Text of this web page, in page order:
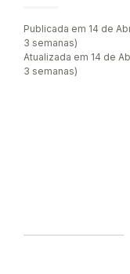
Publicada em 14 de
3 semanas)
Atualizada em 14 de
3 semanas)